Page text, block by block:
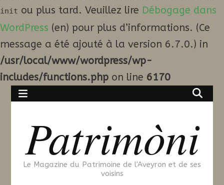
init ou plus tard. Veuillez lire Débogage dans
WordPress (en) pour plus d’informations. (Ce
message a été ajouté à la version 6.7.0.) in
/usr/local/www/wordpress/wp-
includes/functions.php on line 6170
Patrimòni
Le Magazine du Patrimoine de l'Aveyron et de ses
voisins